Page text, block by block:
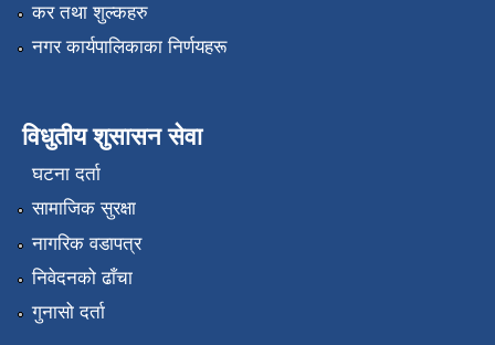
कर तथा शुल्कहरु
नगर कार्यपालिकाका निर्णयहरू
विधुतीय शुसासन सेवा
घटना दर्ता
सामाजिक सुरक्षा
नागरिक वडापत्र
निवेदनको ढाँचा
गुनासो दर्ता